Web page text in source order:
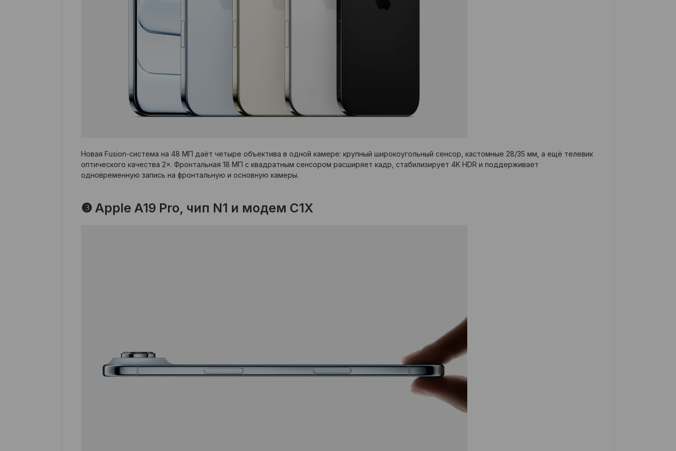
Новая Fusion-система на 48 МП даёт четыре объектива в одной камере: крупный широкоугольный сенсор, кастомные 28/35 мм, а ещё телевик
оптического качества 2×. Фронтальная 18 МП с квадратным сенсором расширяет кадр, стабилизирует 4K HDR и поддерживает
одновременную запись на фронтальную и основную камеры.
❸ Apple A19 Pro, чип N1 и модем C1X